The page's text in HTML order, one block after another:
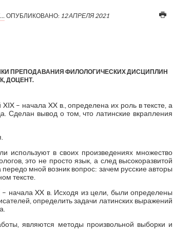
ОПУБЛИКОВАНО: 12 АПРЕЛЯ 2021
ПРЕПОДАВАНИЯ ФИЛОЛОГИЧЕСКИХ ДИСЦИПЛИН
ДОЦЕНТ.
– начала XX в., определена их роль в тексте, а
Сделан вывод о том, что латинские вкрапления
используют в своих произведениях множество
это не просто язык, а след высокоразвитой
мной возник вопрос: зачем русские авторы
тексте.
– начала XX в. Исходя из цели, были определены
определить задачи латинских выражений
являются методы произвольной выборки и